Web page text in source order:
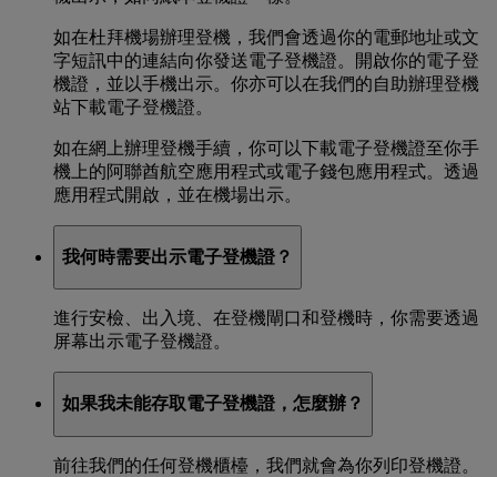
如在杜拜機場辦理登機，我們會透過你的電郵地址或文
字短訊中的連結向你發送電子登機證。開啟你的電子登
機證，並以手機出示。你亦可以在我們的自助辦理登機
站下載電子登機證。
如在網上辦理登機手續，你可以下載電子登機證至你手
機上的阿聯酋航空應用程式或電子錢包應用程式。透過
應用程式開啟，並在機場出示。
我何時需要出示電子登機證？
進行安檢、出入境、在登機閘口和登機時，你需要透過
屏幕出示電子登機證。
如果我未能存取電子登機證，怎麼辦？
前往我們的任何登機櫃檯，我們就會為你列印登機證。